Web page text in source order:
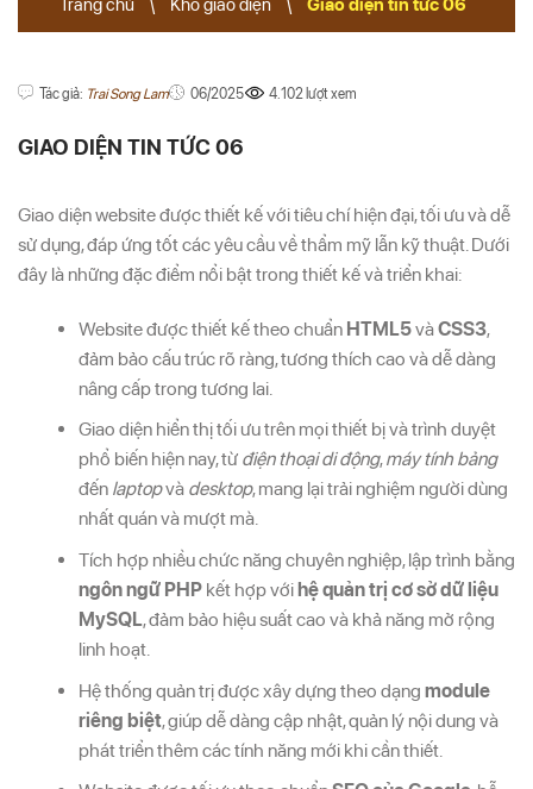
Trang chủ \ Kho giao diện \ Giao diện tin tức 06
Tác giả: Trai Song Lam 06/2025 4.102 lượt xem
GIAO DIỆN TIN TỨC 06
Giao diện website được thiết kế với tiêu chí hiện đại, tối ưu và dễ
sử dụng, đáp ứng tốt các yêu cầu về thẩm mỹ lẫn kỹ thuật. Dưới
đây là những đặc điểm nổi bật trong thiết kế và triển khai:
Website được thiết kế theo chuẩn HTML5vàCSS3,
đảm bảo cấu trúc rõ ràng, tương thích cao và dễ dàng
nâng cấp trong tương lai.
Giao diện hiển thị tối ưu trên mọi thiết bị và trình duyệt
phổ biến hiện nay, từ điện thoại di động,máy tính bảng
đến laptopvà desktop, mang lại trải nghiệm người dùng
nhất quán và mượt mà.
Tích hợp nhiều chức năng chuyên nghiệp, lập trình bằng
ngôn ngữ PHPkết hợp vớihệ quản trị cơ sở dữ liệu
MySQL, đảm bảo hiệu suất cao và khả năng mở rộng
linh hoạt.
Hệ thống quản trị được xây dựng theo dạng module
riêng biệt, giúp dễ dàng cập nhật, quản lý nội dung và
phát triển thêm các tính năng mới khi cần thiết.